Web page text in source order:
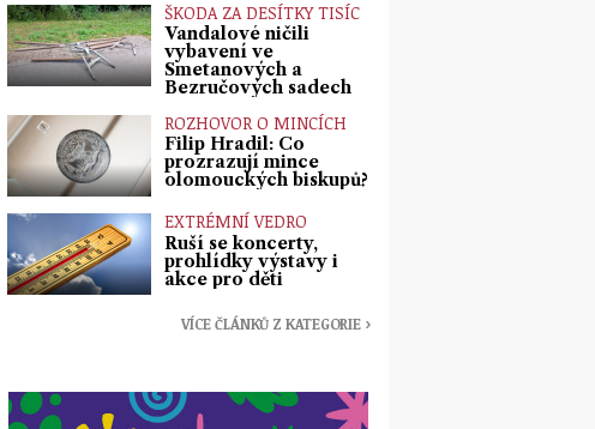
ŠKODA ZA DESÍTKY TISÍC
Vandalové ničili
vybavení ve
Smetanových a
Bezručových sadech
ROZHOVOR O MINCÍCH
Filip Hradil: Co
prozrazují mince
olomouckých biskupů?
EXTRÉMNÍ VEDRO
Ruší se koncerty,
prohlídky výstavy i
akce pro děti
VÍCE ČLÁNKŮ Z KATEGORIE ›